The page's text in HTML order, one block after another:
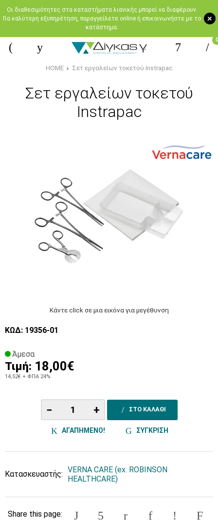
+
Oι διαθεσιμότητες στα καταστήματα λιανικής μπορεί να διαφέρουν.
Για καλύτερη εξυπηρέτηση, παραγγείλετε online ή επικοινωνήστε με το
κατάστημα.
0
HOME Σετ εργαλείων τοκετού Instrapac
Σετ εργαλείων τοκετού
Instrapac
Κάντε click σε μια εικόνα για μεγέθυνση
ΚΩΔ: 19356-01
Άμεσα
Τιμή: 18,00€
14,52€ + ΦΠΑ 24%
− + ΣΤΟ ΚΑΛΑΘΙ
ΑΓΑΠΗΜΕΝΟ! ΣΥΓΚΡΙΣΗ
Κατασκευαστής: VERNA CARE (ex. ROBINSON
HEALTHCARE)
Share this page: